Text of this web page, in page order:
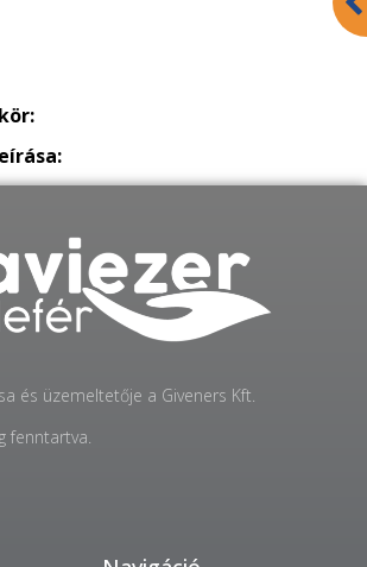
és üzemeltetője a Giveners Kft.
fenntartva.